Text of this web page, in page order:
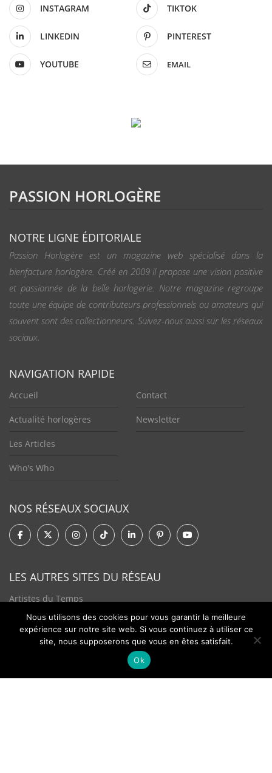
INSTAGRAM TIKTOK
LINKEDIN PINTEREST
YOUTUBE EMAIL
PASSION HORLOGÈRE
NOTRE LIGNE ÉDITORIALE
Passion Horlogère est un magazine web spécialisé dans la
bienfacture horlogère. Créé en 2009 il propose une vision positive
et passionnée de la belle horlogerie. Notre magazine regroupe
toute une équipe de contributeurs professionnels ou amateurs qui
souvent sont des collectionneurs. Suivez-nous aussi sur les réseaux
sociaux.
NAVIGATION RAPIDE
Accueil
Actualité horlogères
Les Articles
Who's Who
Contact
Newsletter
NOS RÉSEAUX SOCIAUX
LES AUTRES SITES DU RÉSEAU
Artistes du Temps
Tendances Plurielles
Nous utilisons des cookies pour vous garantir la meilleure
expérience sur notre site web. Si vous continuez à utiliser ce
site, nous supposerons que vous en êtes satisfait.
Ok